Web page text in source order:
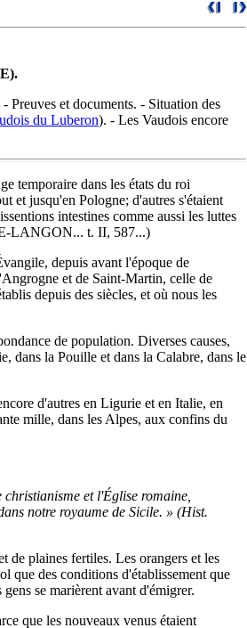
Preuves et documents. - Situation des
du Luberon). - Les Vaudois encore
temporaire dans les états du roi
et jusqu'en Pologne; d'autres s'étaient
intestines comme aussi les luttes
LANGON... t. II, 587...)
depuis avant l'époque de
et de Saint-Martin, celle de
depuis des siècles, et où nous les
de population. Diverses causes,
dans la Pouille et dans la Calabre, dans le
d'autres en Ligurie et en Italie, en
mille, dans les Alpes, aux confins du
et l'Église romaine,
notre royaume de Sicile. » (Hist.
de plaines fertiles. Les orangers et les
que des conditions d'établissement que
se marièrent avant d'émigrer.
que les nouveaux venus étaient